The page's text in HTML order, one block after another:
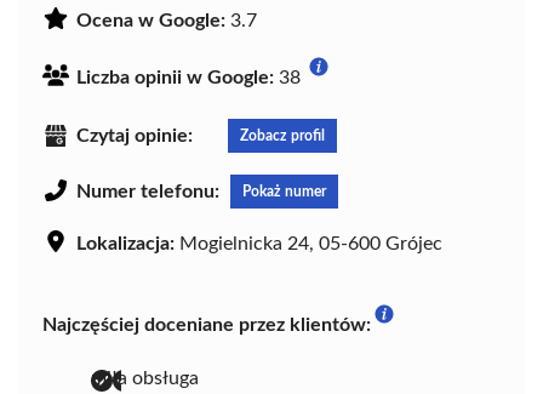
Ocena w Google: 3.7
Liczba opinii w Google: 38
Czytaj opinie: Zobacz profil
Numer telefonu: Pokaż numer
Lokalizacja: Mogielnicka 24, 05-600 Grójec
Najczęściej doceniane przez klientów:
miła obsługa